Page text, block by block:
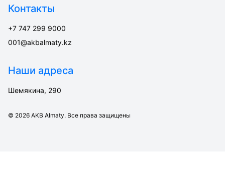
Контакты
+7 747 299 9000
001@akbalmaty.kz
Наши адреса
Шемякина, 290
© 2026 AKB Almaty. Все права защищены